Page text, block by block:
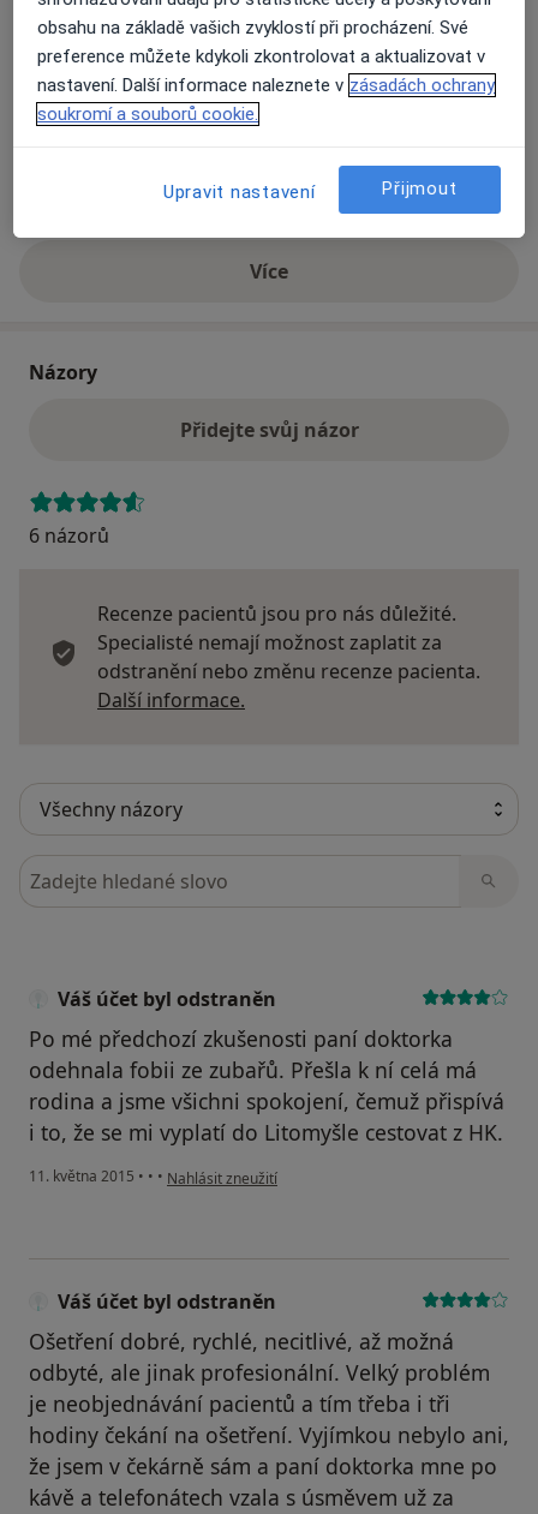
Dostupnost
Na této adrese online kalendář není aktivní
Co mám v takové situaci udělat?
Na teto adrese lékař přijímá pacienty na pojišťovnu
Víceo adrese
Názory
Přidejte svůj názor
6 názorů
Recenze pacientů jsou pro nás důležité.
Specialisté nemají možnost zaplatit za
odstranění nebo změnu recenze pacienta.
Další informace.
Hledejte v názorech
Váš účet byl odstraněn
Po mé předchozí zkušenosti paní doktorka
odehnala fobii ze zubařů. Přešla k ní celá má
rodina a jsme všichni spokojení, čemuž přispívá
i to, že se mi vyplatí do Litomyšle cestovat z HK.
11. května 2015 • • • podle názoru uživatele Váš účet byl odstraněn
Nahlásit zneužití
Váš účet byl odstraněn
Ošetření dobré, rychlé, necitlivé, až možná
odbyté, ale jinak profesionální. Velký problém
je neobjednávání pacientů a tím třeba i tři
hodiny čekání na ošetření. Vyjímkou nebylo ani,
že jsem v čekárně sám a paní doktorka mne po
kávě a telefonátech vzala s úsměvem už za
obsahu na základě vašich zvyklostí při procházení. Své
preference můžete kdykoli zkontrolovat a aktualizovat v
nastavení. Další informace naleznete v zásadách ochrany
soukromí a souborů cookie.
Upravit nastavení Přijmout